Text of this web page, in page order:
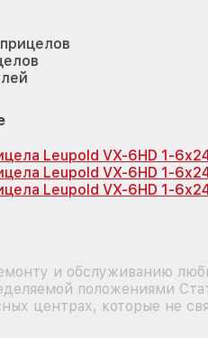
Leupold VX-6HD 1-
Leupold VX-6HD 1-
Leupold VX-6HD 1-
и обслуживанию
положениями
центрах, которые не